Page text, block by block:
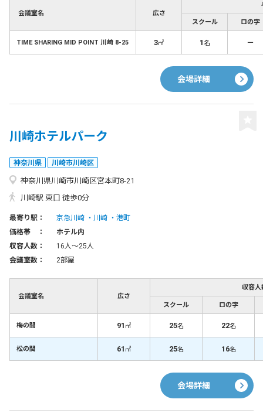
会議室名 広さ
スクール ロの字
TIME SHARING MID POINT 川崎 8-25 3㎡ 1名 －
会場詳細
川崎ホテルパーク
神奈川県 川崎市川崎区
神奈川県川崎市川崎区宮本町8-21
川崎駅 東口 徒歩0分
最寄り駅： 京急川崎 川崎
港町
価格帯 ：
ホテル内
収容人数：
16人〜25人
会議室数：
2部屋
会議室名 広さ
収容人
スクール ロの字
梅の間 91 ㎡ 25名 22名
松の間 61 ㎡ 25名 16名
会場詳細